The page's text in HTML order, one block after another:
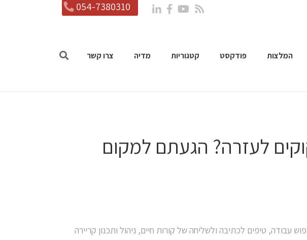
054-7380310
המלצות פודקסט קטגוריות מדיה צרו קשר
לעזרה? הגעתם למקום
עבודה, טיפים לכתיבה ולשליחה של קורות חיים, ניהול ותכנון קריירה